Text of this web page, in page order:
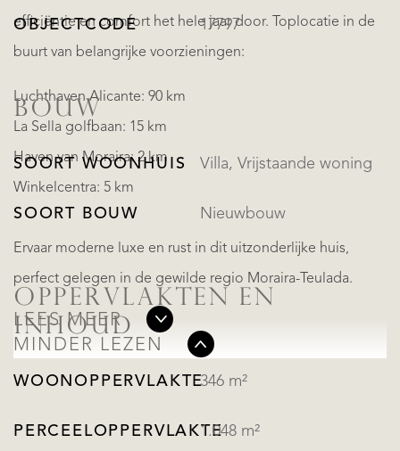
efficiëntie en comfort het hele jaar door. Toplocatie in de
buurt van belangrijke voorzieningen:
Luchthaven Alicante: 90 km
La Sella golfbaan: 15 km
Haven van Moraira: 2 km
Winkelcentra: 5 km
Ervaar moderne luxe en rust in dit uitzonderlijke huis,
perfect gelegen in de gewilde regio Moraira-Teulada.
LEES MEER
MINDER LEZEN
OBJECTCODE 17797
BOUW
SOORT WOONHUIS Villa, Vrijstaande woning
SOORT BOUW Nieuwbouw
OPPERVLAKTEN EN
INHOUD
WOONOPPERVLAKTE346 m²
PERCEELOPPERVLAKTE1.048 m²